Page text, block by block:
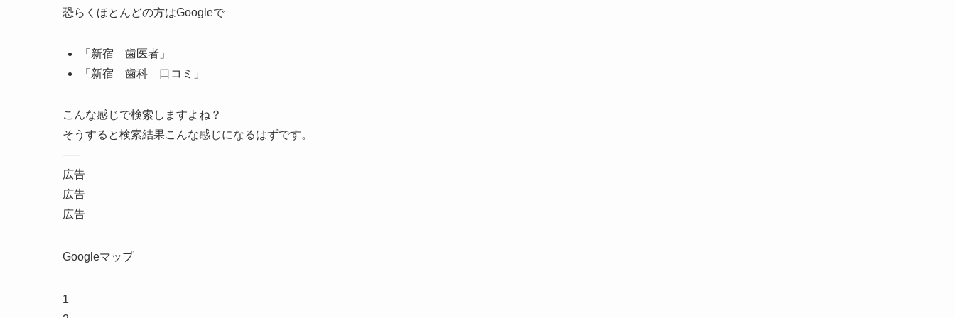
恐らくほとんどの方はGoogleで
「新宿 歯医者」
「新宿 歯科 口コミ」
こんな感じで検索しますよね？
そうすると検索結果こんな感じになるはずです。
—–
広告
広告
広告
Googleマップ
1